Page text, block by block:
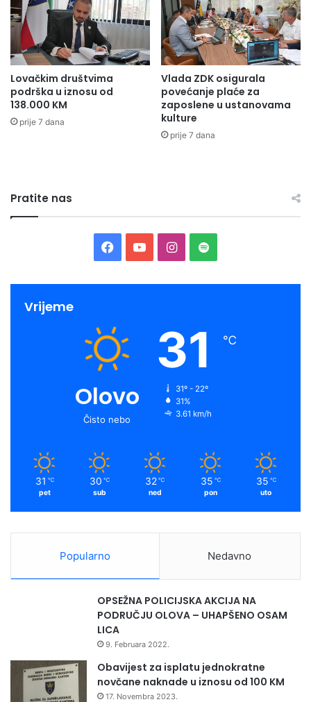
Lovačkim društvima
podrška u iznosu od
138.000 KM
prije 7 dana
Vlada ZDK osigurala
povećanje plaće za
zaposlene u ustanovama
kulture
prije 7 dana
Pratite nas
Facebook
YouTubeInstagram
Spotify
Vrijeme
Olovo
Čisto nebo
31 ℃
31º - 22º
31%
3.61 km/h
31 ℃
pet
30 ℃
sub
32 ℃
ned
35 ℃
pon
35 ℃
uto
Popularno Nedavno
OPSEŽNA POLICIJSKA AKCIJA NA
PODRUČJU OLOVA – UHAPŠENO OSAM
LICA
9. Februara 2022.
Obavijest za isplatu jednokratne
novčane naknade u iznosu od 100 KM
17. Novembra 2023.